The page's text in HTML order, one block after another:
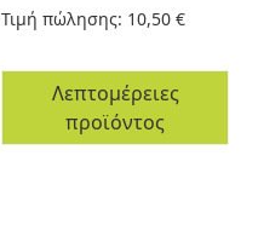
Τιμή πώλησης: 10,50 €
Λεπτομέρειες
προϊόντος